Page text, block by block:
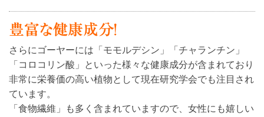
さらにゴーヤーには「モモルデシン」「チャランチン」
「コロコリン酸」といった様々な健康成分が含まれており
非常に栄養価の高い植物として現在研究学会でも注目され
ています。
「食物繊維」も多く含まれていますので、女性にも嬉しい